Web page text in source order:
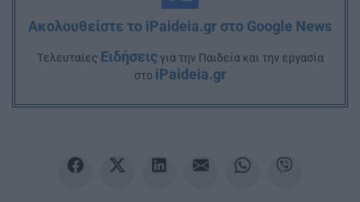
Ακολουθείστε το iPaideia.gr στο Google News
Tελευταίες Ειδήσειςγια την Παιδεία και την εργασία
στο iPaideia.gr